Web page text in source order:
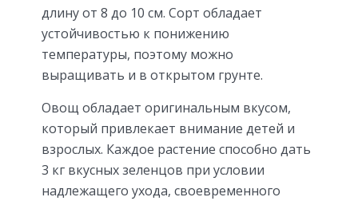
длину от 8 до 10 см. Сорт обладает
устойчивостью к понижению
температуры, поэтому можно
выращивать и в открытом грунте.
Овощ обладает оригинальным вкусом,
который привлекает внимание детей и
взрослых. Каждое растение способно дать
3 кг вкусных зеленцов при условии
надлежащего ухода, своевременного